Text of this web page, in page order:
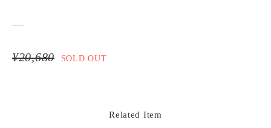
¥20,680 SOLD OUT
Related Item